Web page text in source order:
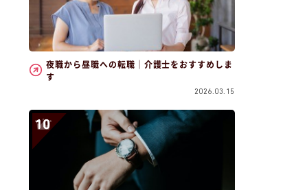
夜職から昼職への転職｜介護士をおすすめしま
す
2026.03.15